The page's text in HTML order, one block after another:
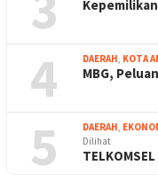
4 DAERAH, KOTA
MBG,
5 DAERAH,
Dilihat